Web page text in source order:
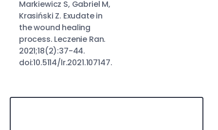
Markiewicz S, Gabriel M,
Krasiński Z. Exudate in
the wound healing
process. Leczenie Ran.
2021;18(2):37-44.
doi:10.5114/lr.2021.107147.
Karnozyna - co to jest i jak działa na skórę?